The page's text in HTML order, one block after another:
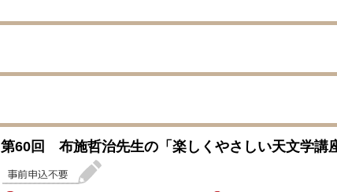
第60回 布施哲治先生の「楽しくやさしい天文学講